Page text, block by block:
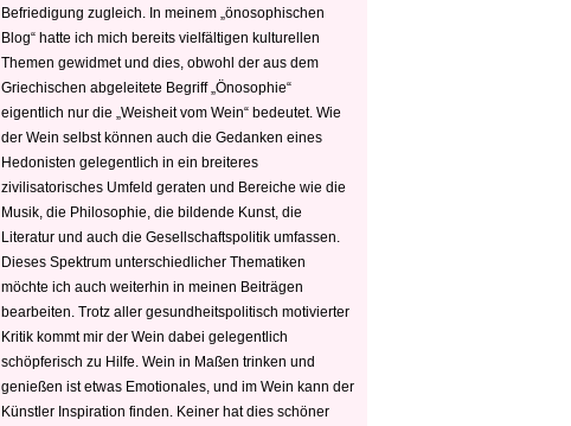
Befriedigung zugleich. In meinem „önosophischen
Blog“ hatte ich mich bereits vielfältigen kulturellen
Themen gewidmet und dies, obwohl der aus dem
Griechischen abgeleitete Begriff „Önosophie“
eigentlich nur die „Weisheit vom Wein“ bedeutet. Wie
der Wein selbst können auch die Gedanken eines
Hedonisten gelegentlich in ein breiteres
zivilisatorisches Umfeld geraten und Bereiche wie die
Musik, die Philosophie, die bildende Kunst, die
Literatur und auch die Gesellschaftspolitik umfassen.
Dieses Spektrum unterschiedlicher Thematiken
möchte ich auch weiterhin in meinen Beiträgen
bearbeiten. Trotz aller gesundheitspolitisch motivierter
Kritik kommt mir der Wein dabei gelegentlich
schöpferisch zu Hilfe. Wein in Maßen trinken und
genießen ist etwas Emotionales, und im Wein kann der
Künstler Inspiration finden. Keiner hat dies schöner